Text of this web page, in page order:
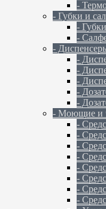
-
- Губки и
-
-
-
-
-
-
-
-
- Моющие и
-
-
-
-
-
-
-
-